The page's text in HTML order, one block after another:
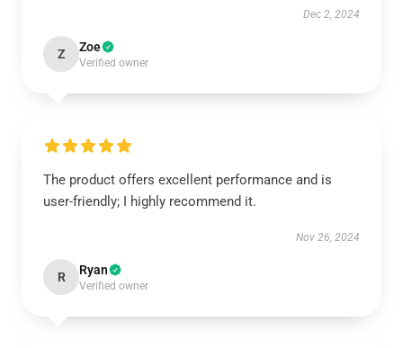
Dec 2, 2024
Z Zoe
Verified owner
The product offers excellent performance and is
user-friendly; I highly recommend it.
Nov 26, 2024
R Ryan
Verified owner